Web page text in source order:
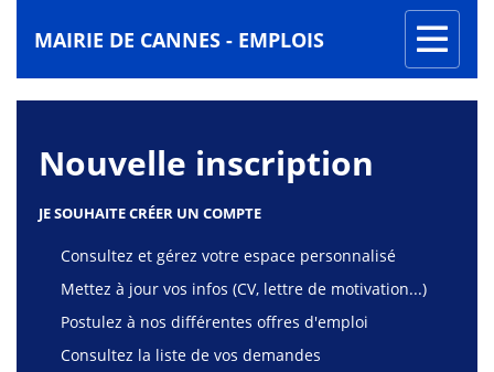
Toggle
MAIRIE DE CANNES - EMPLOIS
de
connexion
Nouvelle inscription
JE SOUHAITE CRÉER UN COMPTE
Consultez et gérez votre espace personnalisé
Mettez à jour vos infos (CV, lettre de motivation...)
Postulez à nos différentes offres d'emploi
Consultez la liste de vos demandes